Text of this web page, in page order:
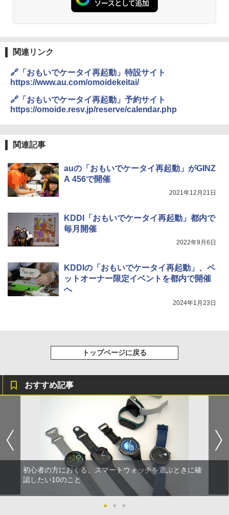
関連リンク
🔗「おもいでケータイ再起動」特設サイト
https://www.au.com/omoidekeitai/
🔗「おもいでケータイ再起動」予約サイト
https://omoide.resv.jp/reserve/calendar.php
関連記事
auの「おもいでケータイ再起動」がGINZ
A 456で開催
2021年12月21日
KDDI「おもいでケータイ再起動」都内で
毎月開催
2022年9月6日
KDDIの「おもいでケータイ再起動」、ペ
ットオーナー限定イベントを都内で開催
へ
2024年1月23日
トップページに戻る
おすすめ記事
初心者の方におくる、スマートウォッチを選ぶときに確
認したい10のこと
● ● ●